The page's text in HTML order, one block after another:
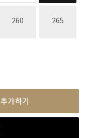
260재고없음 265재고없음
가하기